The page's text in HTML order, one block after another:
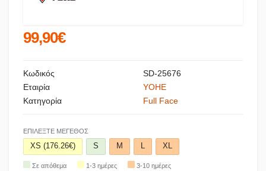
99,90€
Κωδικός
SD-25676
Εταιρία
YOHE
Κατηγορία
Full Face
ΕΠΙΛΈΞΤΕ ΜΈΓΕΘΟΣ
XS (176.26€) S M L XL
Σε απόθεμα 1-3 ημέρες 3-10 ημέρες